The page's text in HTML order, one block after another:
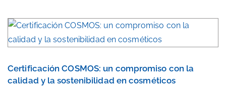
Certificación COSMOS: un compromiso con la
calidad y la sostenibilidad en cosméticos